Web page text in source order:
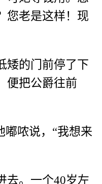
您老是这样！现
矮的门前停了下
便把公爵往前
嘟哝说，“我想来
去。一个40岁左